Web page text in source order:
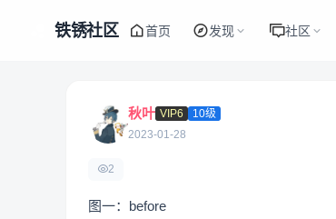
铁锈社区 首页 发现 社区
秋叶 VIP6
10级
2023-01-28
2
图一：before